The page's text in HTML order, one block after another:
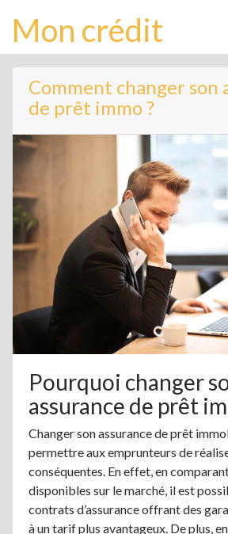
Mon crédit
Comment changer son
de prêt immo ?
Pourquoi changer
assurance de prêt
Changer son assurance de prêt
permettre aux emprunteurs de
conséquentes. En effet, en
disponibles sur le marché, il est
contrats d’assurance offrant des
à un tarif plus avantageux. De plus,